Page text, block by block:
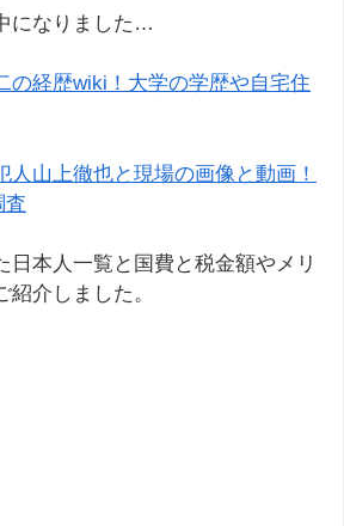
になりました…
の経歴wiki！大学の学歴や自宅住
人山上徹也と現場の画像と動画！
査
日本人一覧と国費と税金額やメリ
紹介しました。